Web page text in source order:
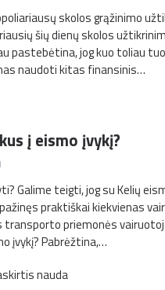
skolos grąžinimo
šių dienų skolos
pastebėtina, jog kuo toliau
naudoti kitas finansinis…
į eismo įvykį?
Galime teigti, jog su Kelių
praktiškai kiekvienas
transporto priemonės
įvykį? Pabrėžtina,…